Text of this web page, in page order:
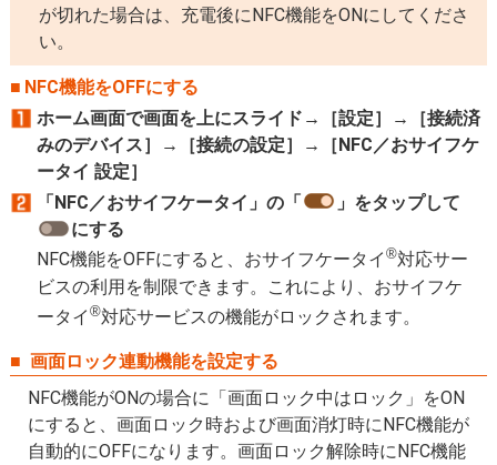
が切れた場合は、充電後にNFC機能をONにしてくださ
い。
NFC機能をOFFにする
ホーム画面で画面を上にスライド→［設定］→［接続済
みのデバイス］→［接続の設定］→［NFC／おサイフケ
ータイ 設定］
「NFC／おサイフケータイ」の「
」をタップして
にする
NFC機能をOFFにすると、おサイフケータイ ®対応サー
ビスの利用を制限できます。これにより、おサイフケ
ータイ ®対応サービスの機能がロックされます。
画面ロック連動機能を設定する
NFC機能がONの場合に「画面ロック中はロック」をON
にすると、画面ロック時および画面消灯時にNFC機能が
自動的にOFFになります。画面ロック解除時にNFC機能